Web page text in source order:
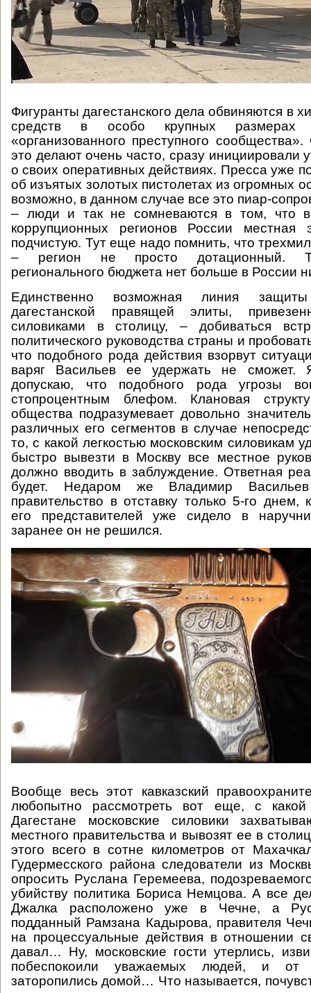
Фигуранты дагестанского дела обвиняются в
средств в особо крупных
«организованного преступного
это делают очень часто, сразу инициировали
о своих оперативных действиях. Пресса уже
об изъятых золотых пистолетах из огромных
возможно, в данном случае все это пиар-
– люди и так не сомневаются в том, что
коррупционных регионов России местная
подчистую. Тут еще надо помнить, что
– регион не просто дотационный.
регионального бюджета нет больше в России
Единственно возможная линия защиты
дагестанской правящей элиты,
силовиками в столицу, – добиваться
политического руководства страны и
что подобного рода действия взорвут
варяг Васильев ее удержать не сможет.
допускаю, что подобного рода угрозы
стопроцентным блефом. Клановая
общества подразумевает довольно
различных его сегментов в случае
то, с какой легкостью московским силовикам
быстро вывезти в Москву все местное
должно вводить в заблуждение. Ответная
будет. Недаром же Владимир
правительство в отставку только 5-го днем,
его представителей уже сидело в
заранее он не решился.
Вообще весь этот кавказский
любопытно рассмотреть вот еще, с
Дагестане московские силовики
местного правительства и вывозят ее в
этого всего в сотне километров от
Гудермесского района следователи из
опросить Руслана Геремеева,
убийству политика Бориса Немцова. А все
Джалка расположено уже в Чечне, а
подданный Рамзана Кадырова, правителя
на процессуальные действия в отношении
давал… Ну, московские гости утерлись,
побеспокоили уважаемых людей, и от
заторопились домой… Что называется,